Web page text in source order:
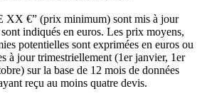
XX €” (prix minimum) sont mis à jour
indiqués en euros. Les prix moyens,
potentielles sont exprimées en euros ou
à jour trimestriellement (1er janvier, 1er
sur la base de 12 mois de données
reçu au moins quatre devis.